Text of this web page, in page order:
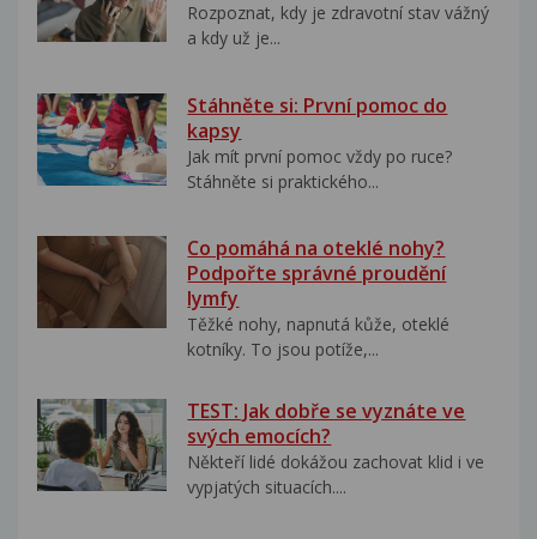
Rozpoznat, kdy je zdravotní stav vážný
a kdy už je...
Stáhněte si: První pomoc do
kapsy
Jak mít první pomoc vždy po ruce?
Stáhněte si praktického...
Co pomáhá na oteklé nohy?
Podpořte správné proudění
lymfy
Těžké nohy, napnutá kůže, oteklé
kotníky. To jsou potíže,...
TEST: Jak dobře se vyznáte ve
svých emocích?
Někteří lidé dokážou zachovat klid i ve
vypjatých situacích....